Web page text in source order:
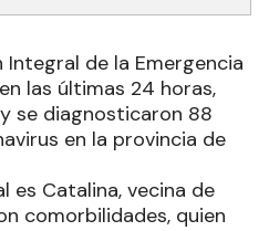
Integral de la Emergencia
las últimas 24 horas,
se diagnosticaron 88
en la provincia de
es Catalina, vecina de
comorbilidades, quien